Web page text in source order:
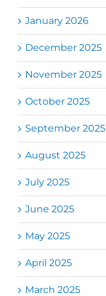
January 2026
December 2025
November 2025
October 2025
September 2025
August 2025
July 2025
June 2025
May 2025
April 2025
March 2025